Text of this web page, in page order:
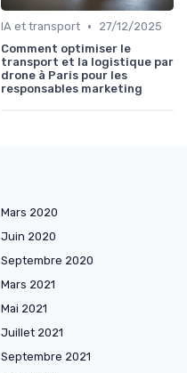
IA et transport •
27/12/2025
Comment optimiser le
transport et la logistique par
drone à Paris pour les
responsables marketing
Mars 2020
Juin 2020
Septembre 2020
Mars 2021
Mai 2021
Juillet 2021
Septembre 2021